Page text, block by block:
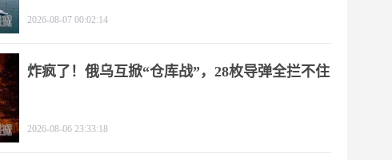
2026-08-07 00:02:14
炸疯了！俄乌互掀“仓库战”，28枚导弹全拦不住
2026-08-06 23:33:18